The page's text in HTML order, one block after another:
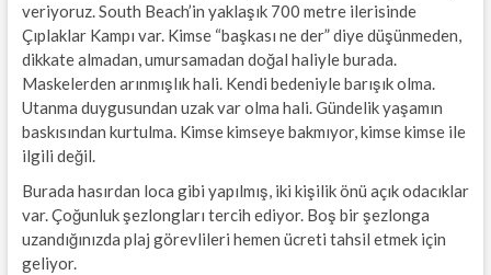
veriyoruz. South Beach’in yaklaşık 700 metre ilerisinde
Çıplaklar Kampı var. Kimse “başkası ne der” diye düşünmeden,
dikkate almadan, umursamadan doğal haliyle burada.
Maskelerden arınmışlık hali. Kendi bedeniyle barışık olma.
Utanma duygusundan uzak var olma hali. Gündelik yaşamın
baskısından kurtulma. Kimse kimseye bakmıyor, kimse kimse ile
ilgili değil.
Burada hasırdan loca gibi yapılmış, iki kişilik önü açık odacıklar
var. Çoğunluk şezlongları tercih ediyor. Boş bir şezlonga
uzandığınızda plaj görevlileri hemen ücreti tahsil etmek için
geliyor.